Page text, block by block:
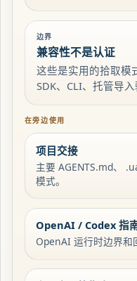
边界
兼容性不是认证
这些是实用的拾取模
SDK、CLI、托管导
在旁边使用
项目交接
主要 AGENTS.md、
模式。
OpenAI / Codex 指
OpenAI 运行时边界和